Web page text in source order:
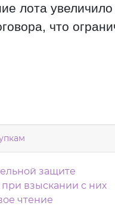
лота
что
записям
защите
взыскании с них
чтение